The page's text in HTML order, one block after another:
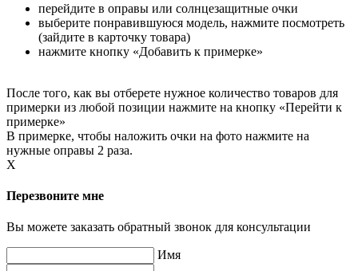
перейдите в оправы или солнцезащитные очки
выберите понравившуюся модель, нажмите посмотреть
(зайдите в карточку товара)
нажмите кнопку «Добавить к примерке»
После того, как вы отберете нужное количество товаров для
примерки из любой позиции нажмите на кнопку «Перейти к
примерке»
В примерке, чтобы наложить очки на фото нажмите на
нужные оправы 2 раза.
X
Перезвоните мне
Вы можете заказать обратный звонок для консультации
Имя